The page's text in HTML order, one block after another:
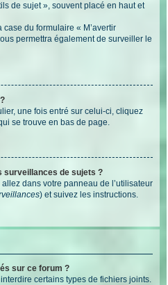
de sujet », souvent placé en haut et
du formulaire « M’avertir
permettra également de surveiller le
une fois entré sur celui-ci, cliquez
se trouve en bas de page.
surveillances de sujets ?
dans votre panneau de l’utilisateur
) et suivez les instructions.
sur ce forum ?
certains types de fichiers joints.